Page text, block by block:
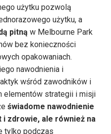
użytku pozwolą
użytku, a
pitną w Melbourne Park
bez konieczności
opakowaniach.
nawodnienia i
wśród zawodników i
elementów strategii i misji
świadome nawodnienie
i zdrowie, ale również na
tylko podczas